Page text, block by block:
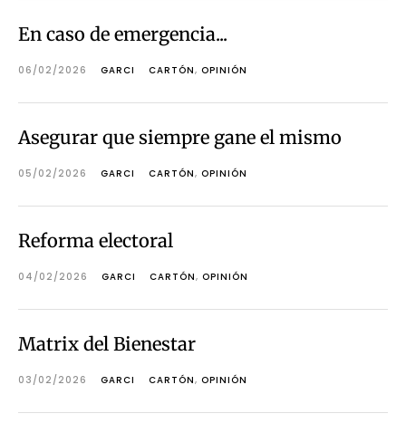
En caso de emergencia...
06/02/2026 GARCI CARTÓN, OPINIÓN
Asegurar que siempre gane el mismo
05/02/2026 GARCI CARTÓN, OPINIÓN
Reforma electoral
04/02/2026 GARCI CARTÓN, OPINIÓN
Matrix del Bienestar
03/02/2026 GARCI CARTÓN, OPINIÓN